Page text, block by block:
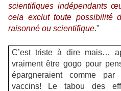
scientifiques indépendants
cela exclut toute possibilité
raisonné ou scientifique."
C’est triste à dire mais…
vraiment être gogo pour
épargneraient comme
vaccins!
Le tabou des